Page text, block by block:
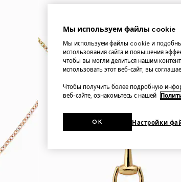
Мы используем файлы cookie
Мы используем файлы cookie и
использования сайта и повышения
чтобы вы могли делиться нашим
использовать этот веб-сайт, вы
Чтобы получить более подробную
веб-сайте, ознакомьтесь с нашей
Настройки
OK